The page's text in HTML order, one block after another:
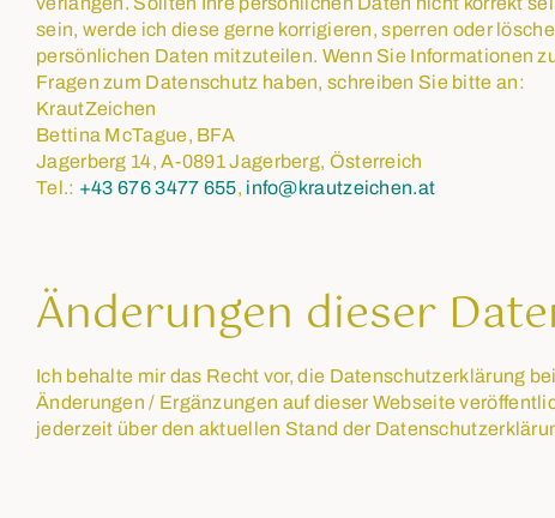
sein, werde ich diese gerne korrigieren, sperren oder
persönlichen Daten mitzuteilen. Wenn Sie Informationen
Fragen zum Datenschutz haben, schreiben Sie bitte an:
KrautZeichen
Bettina McTague, BFA
Jagerberg 14, A-0891 Jagerberg, Österreich
Tel.: +43 676 3477 655, info@krautzeichen.at
Änderungen dieser
Ich behalte mir das Recht vor, die Datenschutzerklärung
Änderungen / Ergänzungen auf dieser Webseite
jederzeit über den aktuellen Stand der